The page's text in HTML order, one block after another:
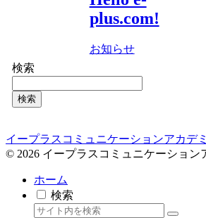
plus.com!
お知らせ
検索
検索
イープラスコミュニケーションアカデ
© 2026 イープラスコミュニケーション
ホーム
検索